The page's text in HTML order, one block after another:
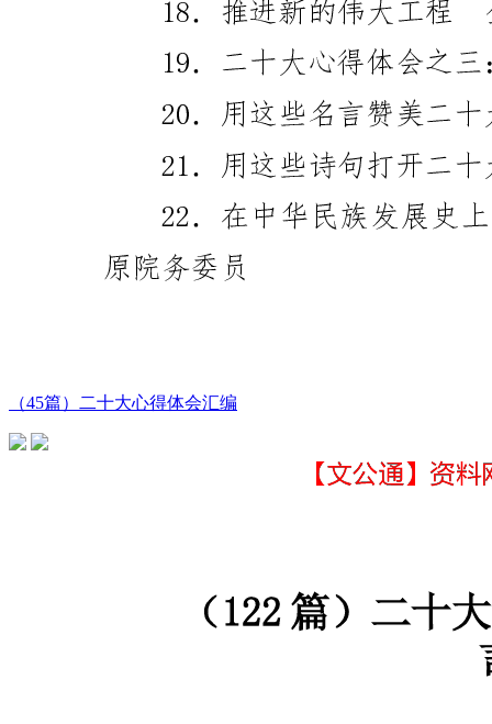
（45篇）二十大心得体会汇编